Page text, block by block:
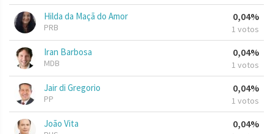
Hilda da Maçã do Amor
PRB
0,04%
1 votos
Iran Barbosa
MDB
0,04%
1 votos
Jair di Gregorio
PP
0,04%
1 votos
João Vita 0,04%